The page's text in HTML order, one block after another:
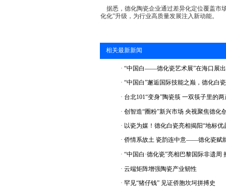
据悉，德化陶瓷企业通过差异化定位覆盖市
化化”升级，为行业高质量发展注入新动能。
相关最新新闻
· “中国白——德化瓷艺术展”在海口展出
· “中国白”邂逅国际技能之巅，德化白
· 台北101“变身”陶瓷筷 一双筷子里的
· 创智造“圈粉”新兴市场 央视聚焦德化
· 以瓷为媒！德化白瓷亮相揭阳“地标优
· 侨情系故土 瓷韵连中意——德化瓷赋
· “中国白·德化瓷”亮相巴黎国际非遗周
· 云端矩阵增强陶瓷产业韧性
· 罕见“猪仔钱” 见证侨胞坎坷拼搏史